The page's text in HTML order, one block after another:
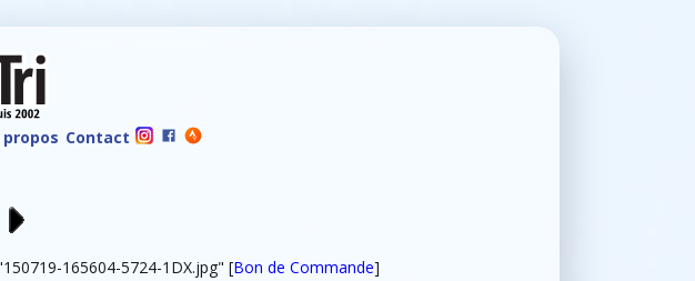
propos Contact
165604-5724-1DX.jpg" [Bon de Commande]